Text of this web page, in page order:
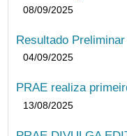
08/09/2025
Resultado
04/09/2025
PRAE realiza
13/08/2025